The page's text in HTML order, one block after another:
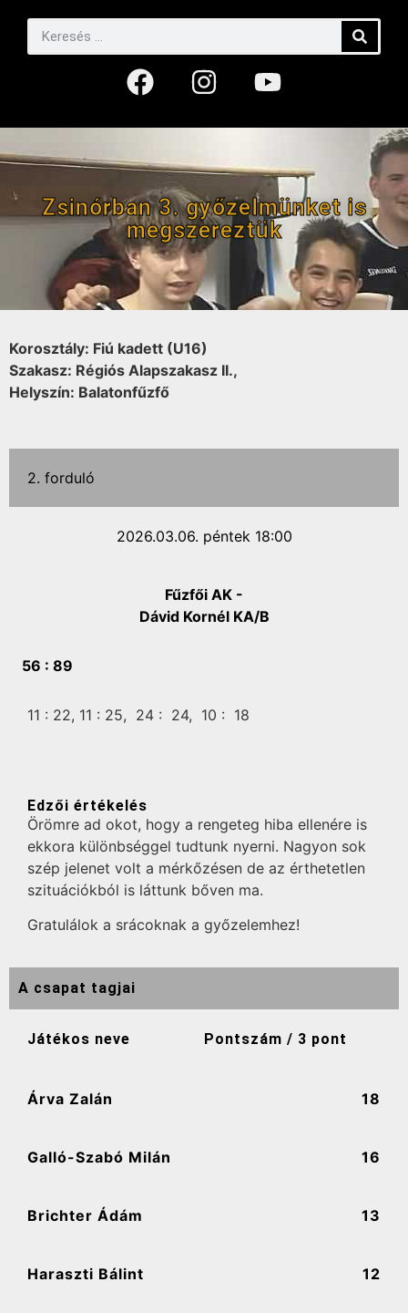
Zsinórban 3. győzelmünket is
megszereztük
Korosztály: Fiú kadett (U16)
Szakasz: Régiós Alapszakasz II.,
Helyszín: Balatonfűzfő
2. forduló
2026.03.06. péntek 18:00
Fűzfői AK -
Dávid Kornél KA/B
56 : 89
11 : 22, 11 : 25, 24 : 24, 10 : 18
Edzői értékelés
Örömre ad okot, hogy a rengeteg hiba ellenére is
ekkora különbséggel tudtunk nyerni. Nagyon sok
szép jelenet volt a mérkőzésen de az érthetetlen
szituációkból is láttunk bőven ma.
Gratulálok a srácoknak a győzelemhez!
A csapat tagjai
Játékos neve Pontszám / 3 pont
Árva Zalán 18
Galló-Szabó Milán 16
Brichter Ádám 13
Haraszti Bálint 12